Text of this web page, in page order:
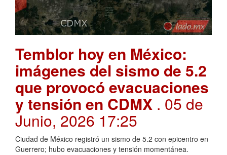
Temblor hoy en México:
imágenes del sismo de 5.2
que provocó evacuaciones
y tensión en CDMX . 05 de
Junio, 2026 17:25
Ciudad de México registró un sismo de 5.2 con epicentro en
Guerrero; hubo evacuaciones y tensión momentánea.